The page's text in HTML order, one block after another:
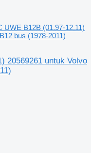
UWE B12B (01.97-12.11)
bus (1978-2011)
20569261 untuk Volvo